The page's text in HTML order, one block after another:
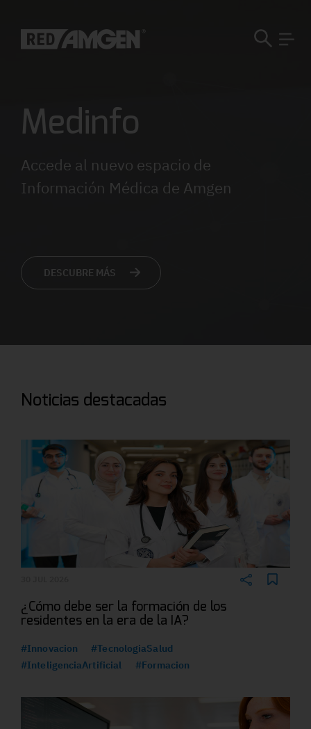
Medinfo
Accede al nuevo espacio de
Información Médica de Amgen
DESCUBRE MÁS
Noticias destacadas
¿Cómo debe ser la formación de los
residentes en la era de la IA?
#Innovacion
#TecnologiaSalud
#InteligenciaArtificial
#Formacion